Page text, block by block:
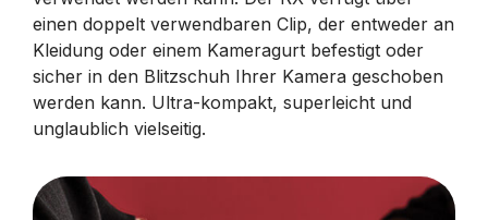
einen doppelt verwendbaren Clip, der entweder an
Kleidung oder einem Kameragurt befestigt oder
sicher in den Blitzschuh Ihrer Kamera geschoben
werden kann. Ultra-kompakt, superleicht und
unglaublich vielseitig.